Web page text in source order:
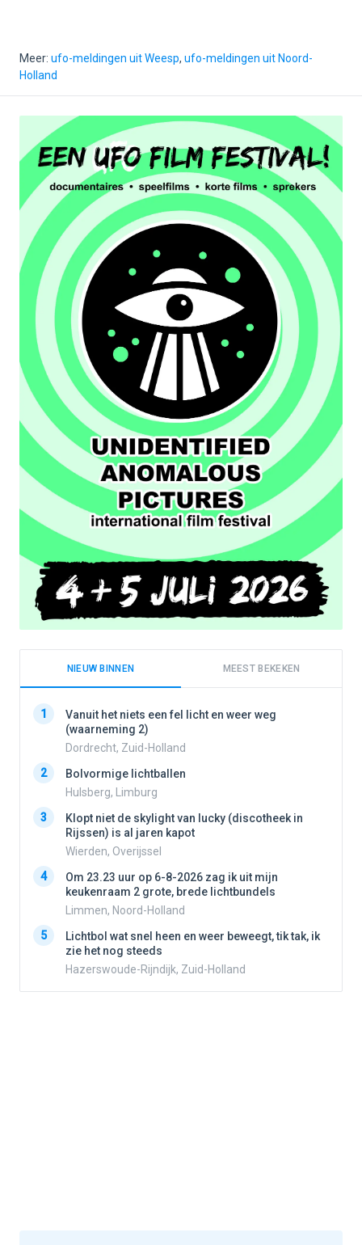
Meer: ufo-meldingen uit Weesp, ufo-meldingen uit Noord-
Holland
NIEUW BINNEN MEEST BEKEKEN
1
Vanuit het niets een fel licht en weer weg
(waarneming 2)
Dordrecht, Zuid-Holland
2
Bolvormige lichtballen
Hulsberg, Limburg
3
Klopt niet de skylight van lucky (discotheek in
Rijssen) is al jaren kapot
Wierden, Overijssel
4
Om 23.23 uur op 6-8-2026 zag ik uit mijn
keukenraam 2 grote, brede lichtbundels
Limmen, Noord-Holland
5
Lichtbol wat snel heen en weer beweegt, tik tak, ik
zie het nog steeds
Hazerswoude-Rijndijk, Zuid-Holland